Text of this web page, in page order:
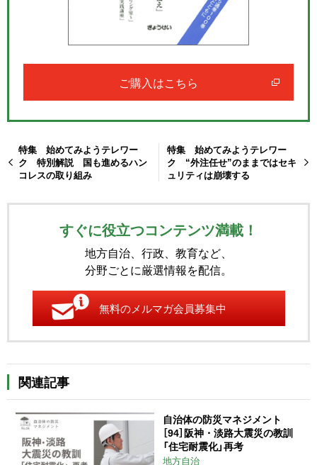
ご購入はこちら
特集 始めてみようテレワー
ク 特別解説 国も進めるハン
コレスの取り組み
特集 始めてみようテレワー
ク “外注任せ”のままではセキ
ュリティは崩壊する
すぐに役立つコンテンツ満載！
地方自治、行政、教育など、
分野ごとに厳選情報を配信。
無料のメルマガ会員募集中
関連記事
自治体の防災マネジメント
［94］阪神・淡路大震災の教訓
「住宅耐震化」再考
地方自治